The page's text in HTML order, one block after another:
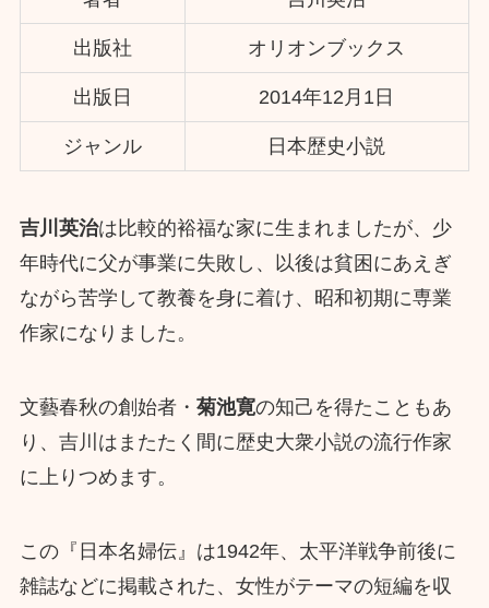
出版社 オリオンブックス
出版日 2014年12月1日
ジャンル 日本歴史小説
吉川英治は比較的裕福な家に生まれましたが、少
年時代に父が事業に失敗し、以後は貧困にあえぎ
ながら苦学して教養を身に着け、昭和初期に専業
作家になりました。
文藝春秋の創始者・ 菊池寛の知己を得たこともあ
り、吉川はまたたく間に歴史大衆小説の流行作家
に上りつめます。
この『日本名婦伝』は1942年、太平洋戦争前後に
雑誌などに掲載された、女性がテーマの短編を収